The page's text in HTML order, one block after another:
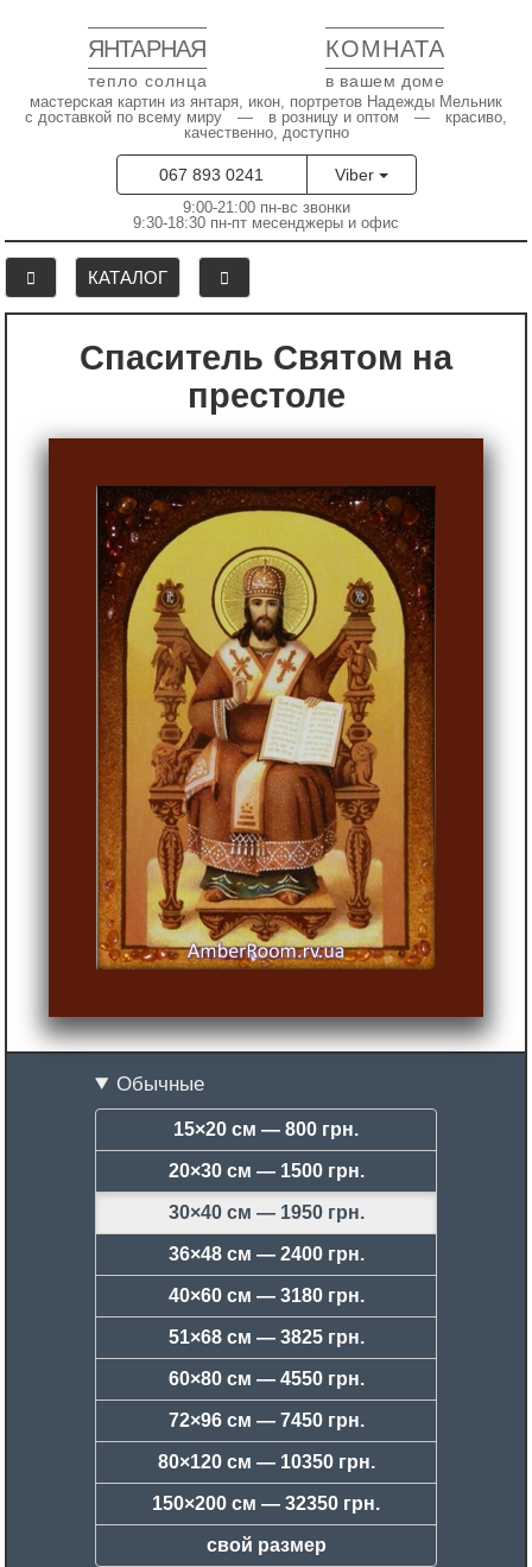
ЯНТАРНАЯ КОМНАТА
тепло солнца в вашем доме
мастерская картин из янтаря, икон, портретов Надежды Мельник
с доставкой по всему миру — в розницу и оптом — красиво,
качественно, доступно
067 893 0241 Viber
9:00-21:00 пн-вс звонки
9:30-18:30 пн-пт месенджеры и офис
КАТАЛОГ
Спаситель Святом на
престоле
Обычные
15×20 см — 800 грн.
20×30 см — 1500 грн.
30×40 см — 1950 грн.
36×48 см — 2400 грн.
40×60 см — 3180 грн.
51×68 см — 3825 грн.
60×80 см — 4550 грн.
72×96 см — 7450 грн.
80×120 см — 10350 грн.
150×200 см — 32350 грн.
свой размер